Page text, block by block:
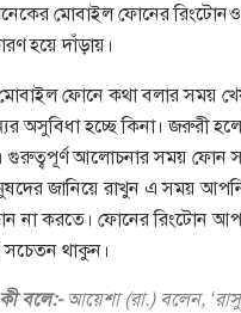
মোবাইল ফোনের
হয়ে দাঁড়ায়।
ফোনে কথা বলার সময়
অসুবিধা হচ্ছে কিনা। জরুরী
আলোচনার সময় ফোন
জানিয়ে রাখুন এ সময়
না করতে। ফোনের রিংটোন
সচেতন থাকুন।
বলে:-আয়েশা (রা.) বলেন,